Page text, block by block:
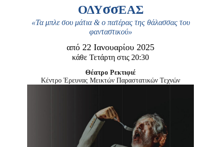
Personal Data
Είσοδος διαχειριστή
ΟΔΥσσΕΑΣ
«Τα μπλε σου μάτια & ο πατέρας της θάλασσας του
φανταστικού»
από 22 Ιανουαρίου 2025
κάθε Τετάρτη στις 20:30
Θέατρο Ρεκτιφιέ
Κέντρο Έρευνας Μεικτών Παραστατικών Τεχνών